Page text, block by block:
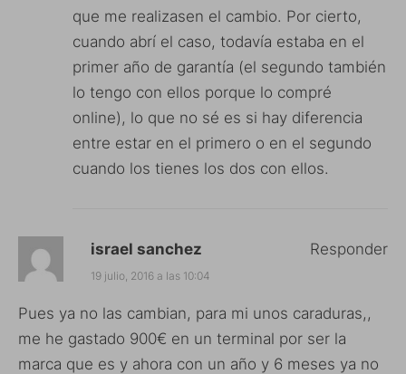
que me realizasen el cambio. Por cierto,
cuando abrí el caso, todavía estaba en el
primer año de garantía (el segundo también
lo tengo con ellos porque lo compré
online), lo que no sé es si hay diferencia
entre estar en el primero o en el segundo
cuando los tienes los dos con ellos.
israel sanchez
19 julio, 2016 a las 10:04
Pues ya no las cambian, para mi unos caraduras,,
me he gastado 900€ en un terminal por ser la
marca que es y ahora con un año y 6 meses ya no
Responder